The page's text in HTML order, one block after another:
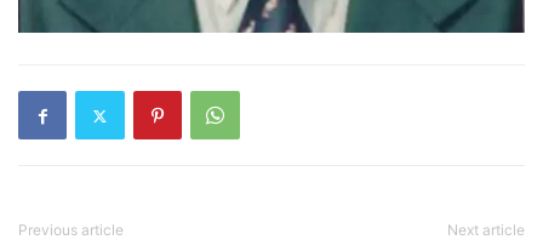
Previous article Next article